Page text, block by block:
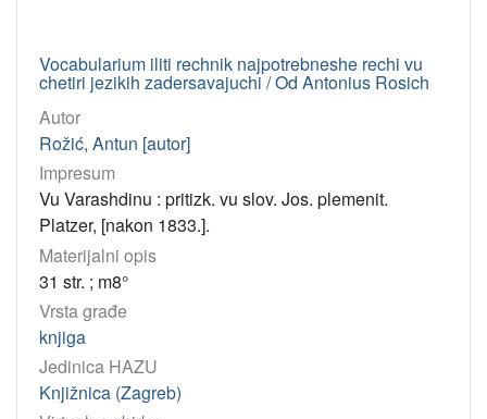
Vocabularium iliti rechnik najpotrebneshe rechi vu
chetiri jezikih zadersavajuchi / Od Antonius Rosich
Autor
Rožić, Antun [autor]
Impresum
Vu Varashdinu : pritizk. vu slov. Jos. plemenit.
Platzer, [nakon 1833.].
Materijalni opis
31 str. ; m8°
Vrsta građe
knjiga
Jedinica HAZU
Knjižnica (Zagreb)